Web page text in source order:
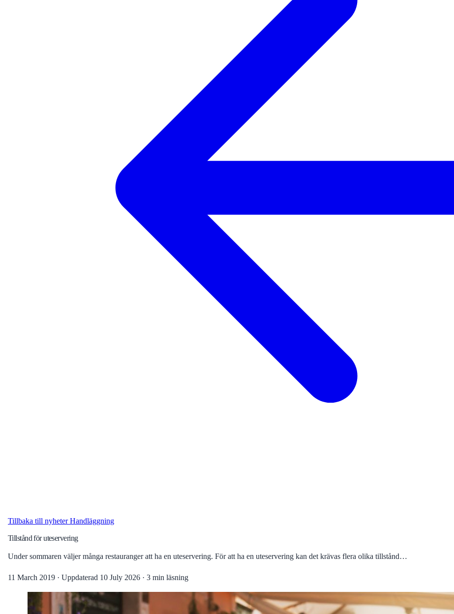
Tillbaka till nyheterHandläggning
Tillstånd för uteservering
Under sommaren väljer många restauranger att ha en uteservering. För att ha en uteservering kan det krävas flera olika tillstånd…
11 March 2019 · Uppdaterad 10 July 2026 · 3 min läsning